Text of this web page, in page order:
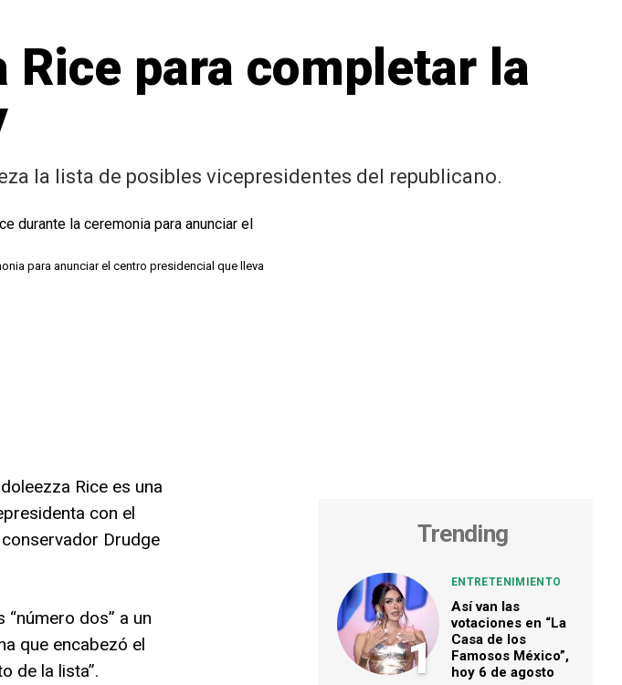
Rice para completar la
la lista de posibles vicepresidentes del republicano.
para anunciar el centro presidencial que lleva
Rice es una
con el
Drudge
dos” a un
que encabezó el
de la lista”.
Trending
1
ENTRETENIMIENTO
Así van las
votaciones en “La
Casa de los
Famosos México”,
hoy 6 de agosto